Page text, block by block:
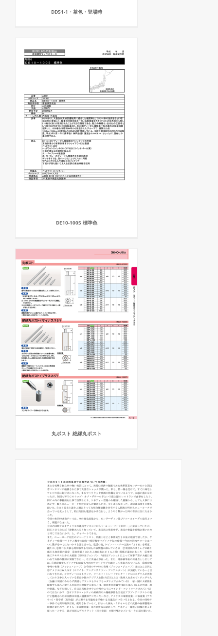
DD51-1・茶色・登場時
DE10-1005 標準色
丸ポスト 絶縁丸ポスト